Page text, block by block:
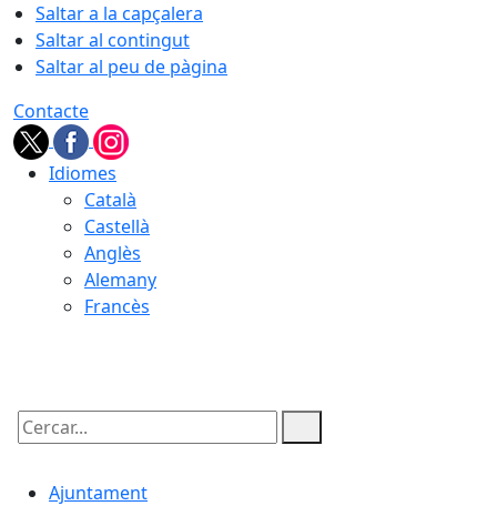
Saltar a la capçalera
Saltar al contingut
Saltar al peu de pàgina
Contacte
Idiomes
Català
Castellà
Anglès
Alemany
Francès
Cercar:
Ajuntament